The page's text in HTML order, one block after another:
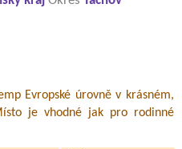
Evropské úrovně v krásném,
je vhodné jak pro rodinné